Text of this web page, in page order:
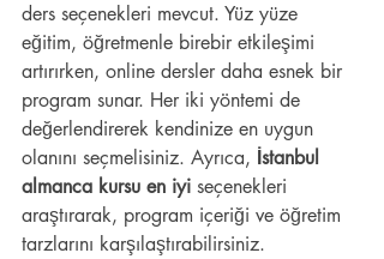
ders seçenekleri mevcut. Yüz yüze
eğitim, öğretmenle birebir etkileşimi
artırırken, online dersler daha esnek bir
program sunar. Her iki yöntemi de
değerlendirerek kendinize en uygun
olanını seçmelisiniz. Ayrıca, İstanbul
almanca kursu en iyi seçenekleri
araştırarak, program içeriği ve öğretim
tarzlarını karşılaştırabilirsiniz.